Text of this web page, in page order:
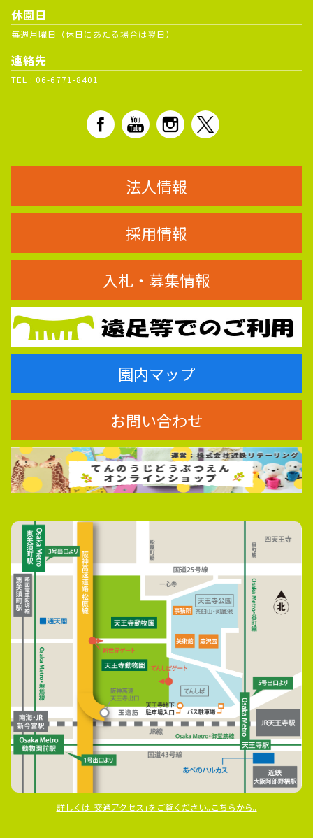
休園日
毎週月曜日（休日にあたる場合は翌日）
連絡先
TEL : 06-6771-8401
法人情報
採用情報
入札・募集情報
園内マップ
お問い合わせ
詳しくは｢交通アクセス｣をご覧ください｡こちらから｡